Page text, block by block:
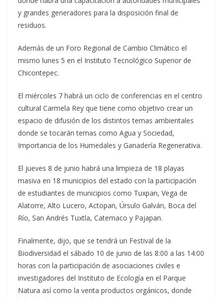
y grandes generadores para la disposición final de
residuos.
Además de un Foro Regional de Cambio Climático el
mismo lunes 5 en el Instituto Tecnológico Superior de
Chicontepec.
El miércoles 7 habrá un ciclo de conferencias en el centro
cultural Carmela Rey que tiene como objetivo crear un
espacio de difusión de los distintos temas ambientales
donde se tocarán temas como Agua y Sociedad,
Importancia de los Humedales y Ganadería Regenerativa.
El jueves 8 de junio habrá una limpieza de 18 playas
masiva en 18 municipios del estado con la participación
de estudiantes de municipios como Tuxpan, Vega de
Alatorre, Alto Lucero, Actopan, Úrsulo Galván, Boca del
Río, San Andrés Tuxtla, Catemaco y Pajapan.
Finalmente, dijo, que se tendrá un Festival de la
Biodiversidad el sábado 10 de junio de las 8:00 a las 14:00
horas con la participación de asociaciones civiles e
investigadores del Instituto de Ecología en el Parque
Natura así como la venta productos orgánicos, donde